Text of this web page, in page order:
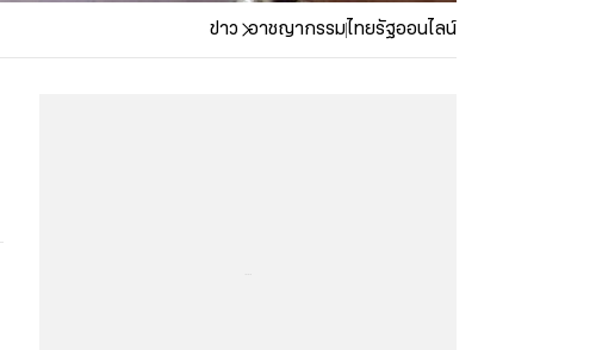
ข่าว อาชญากรรมไทยรัฐออนไลน์